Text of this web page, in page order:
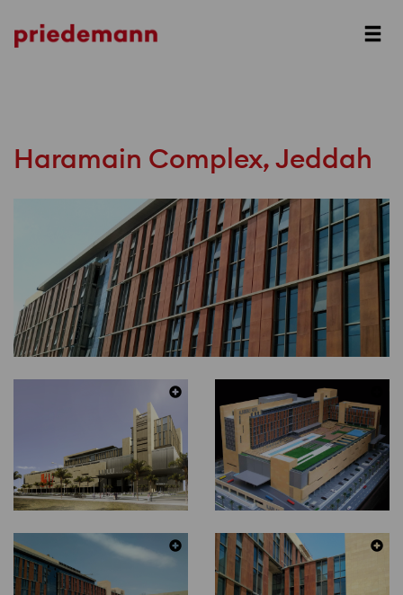
Prev
Haramain Complex, Jeddah